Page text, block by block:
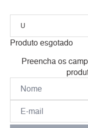
Produto esgotado
Preencha os